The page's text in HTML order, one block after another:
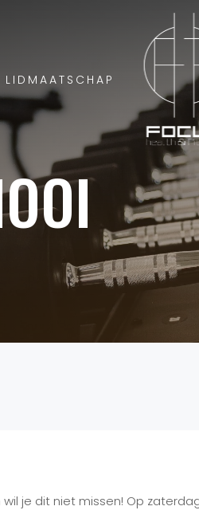
LIDMAATSCHAP
wil je dit niet missen! Op